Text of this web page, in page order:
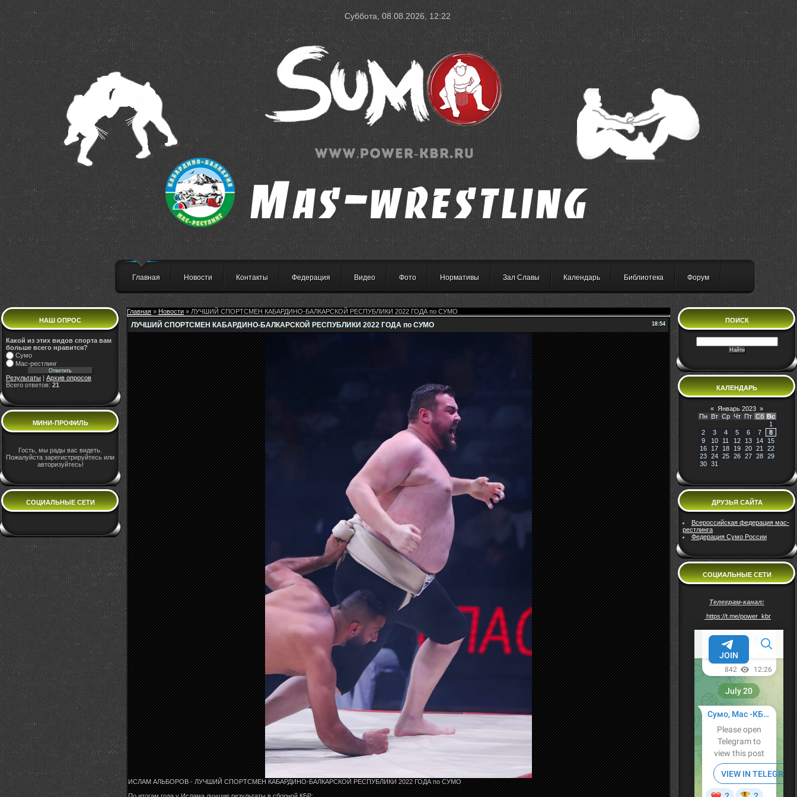
Суббота, 08.08.2026, 12:22
Главная Новости Контакты Федерация Видео Фото Нормативы Зал Славы Календарь Библиотека Форум
НАШ ОПРОС
Какой из этих видов спорта вам
больше всего нравится?
Сумо
Мас-рестлинг
Результаты
Архив опросов
Всего ответов: 21
МИНИ-ПРОФИЛЬ
Гость, мы рады вас видеть.
Пожалуйста зарегистрируйтесь или
авторизуйтесь!
СОЦИАЛЬНЫЕ СЕТИ
Главная » Новости » ЛУЧШИЙ СПОРТСМЕН КАБАРДИНО-БАЛКАРСКОЙ РЕСПУБЛИКИ 2022 ГОДА по СУМО
18:54
ЛУЧШИЙ СПОРТСМЕН КАБАРДИНО-БАЛКАРСКОЙ РЕСПУБЛИКИ 2022 ГОДА по СУМО
ИСЛАМ АЛЬБОРОВ - ЛУЧШИЙ СПОРТСМЕН КАБАРДИНО-БАЛКАРСКОЙ РЕСПУБЛИКИ 2022 ГОДА по СУМО
ПОИСК
КАЛЕНДАРЬ
« Январь 2023 »
Пн
Вт Ср Чт Пт Сб Вс
1
2
3 4 5 6 7
8
9
10 11 12 13 14
15
16
17 18 19 20 21
22
23
24 25 26 27 28
29
30
31
ДРУЗЬЯ САЙТА
Всероссийская федерация мас-
рестлинга
Федерация Сумо России
СОЦИАЛЬНЫЕ СЕТИ
Телеграм-канал:
https://t.me/power_kbr